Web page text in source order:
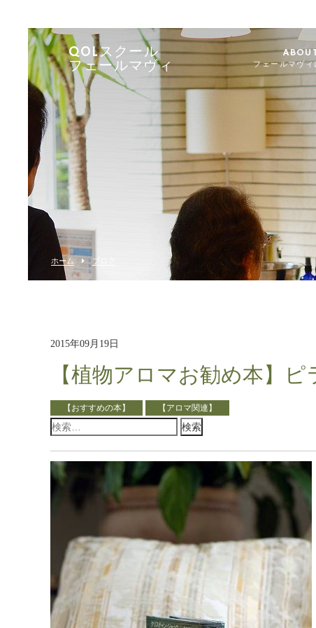
QOLスクール
フェールマヴィ
フェールマヴィ
ホーム ブログ
2015年09月19日
【植物アロマお勧め本】
【おすすめの本】 【アロマ関連】
検